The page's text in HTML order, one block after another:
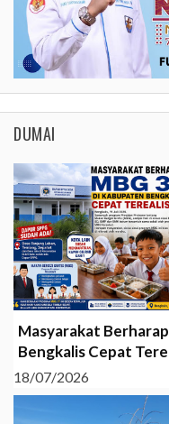
DUMAI
Masyarakat
Bengkalis Cepat
18/07/2026